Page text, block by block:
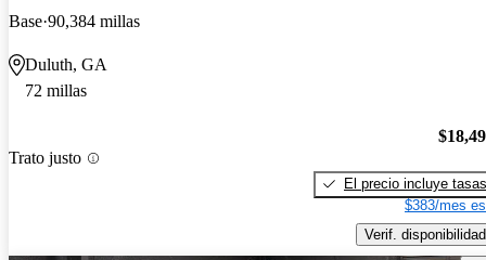
Base 90,384 millas
Duluth, GA
72 millas
Trato justo
El precio incluye tasas
$383/mes
Verif. disponibilidad